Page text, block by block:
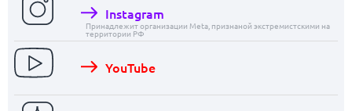
Instagram
Принадлежит организации Meta, признаной экстремистскими на
территории РФ
YouTube